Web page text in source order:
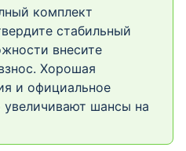
комплект
стабильный
внесите
Хорошая
и официальное
увеличивают шансы на